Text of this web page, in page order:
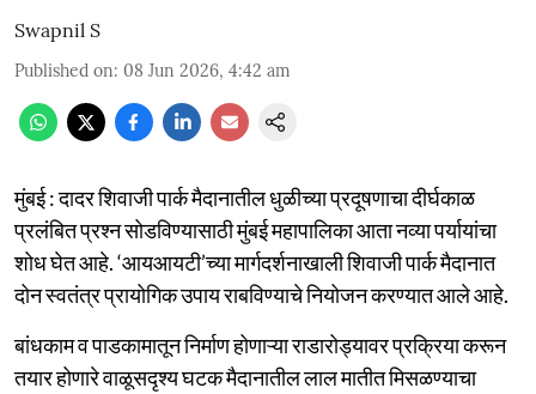
Swapnil S
Published on: 08 Jun 2026, 4:42 am
मुंबई : दादर शिवाजी पार्क मैदानातील धुळीच्या प्रदूषणाचा दीर्घकाळ
प्रलंबित प्रश्न सोडविण्यासाठी मुंबई महापालिका आता नव्या पर्यायांचा
शोध घेत आहे. ‘आयआयटी’च्या मार्गदर्शनाखाली शिवाजी पार्क मैदानात
दोन स्वतंत्र प्रायोगिक उपाय राबविण्याचे नियोजन करण्यात आले आहे.
बांधकाम व पाडकामातून निर्माण होणाऱ्या राडारोड्यावर प्रक्रिया करून
तयार होणारे वाळूसदृश्य घटक मैदानातील लाल मातीत मिसळण्याचा